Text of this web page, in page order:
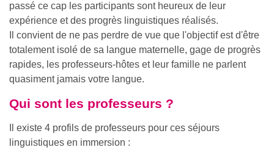
passé ce cap les participants sont heureux de leur
expérience et des progrès linguistiques réalisés.
Il convient de ne pas perdre de vue que l'objectif est d'être
totalement isolé de sa langue maternelle, gage de progrès
rapides, les professeurs-hôtes et leur famille ne parlent
quasiment jamais votre langue.
Qui sont les professeurs ?
Il existe 4 profils de professeurs pour ces séjours
linguistiques en immersion :